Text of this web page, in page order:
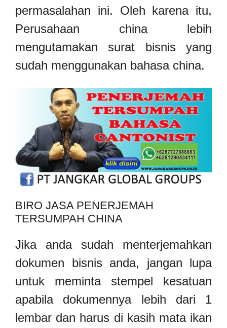
permasalahan ini. Oleh karena itu,
Perusahaan china lebih
mengutamakan surat bisnis yang
sudah menggunakan bahasa china.
BIRO JASA PENERJEMAH
TERSUMPAH CHINA
Jika anda sudah menterjemahkan
dokumen bisnis anda, jangan lupa
untuk meminta stempel kesatuan
apabila dokumennya lebih dari 1
lembar dan harus di kasih mata ikan